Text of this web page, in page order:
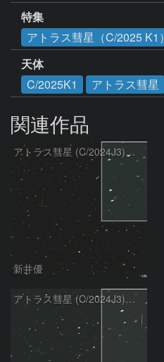
特集
アトラス彗星（C/2025 K1）
天体
C/2025K1
アトラス彗星
関連作品
アトラス彗星 (C/2024J3)：2026/08/05
新井優
アトラス彗星 (C/2024J3)：2026/07/26